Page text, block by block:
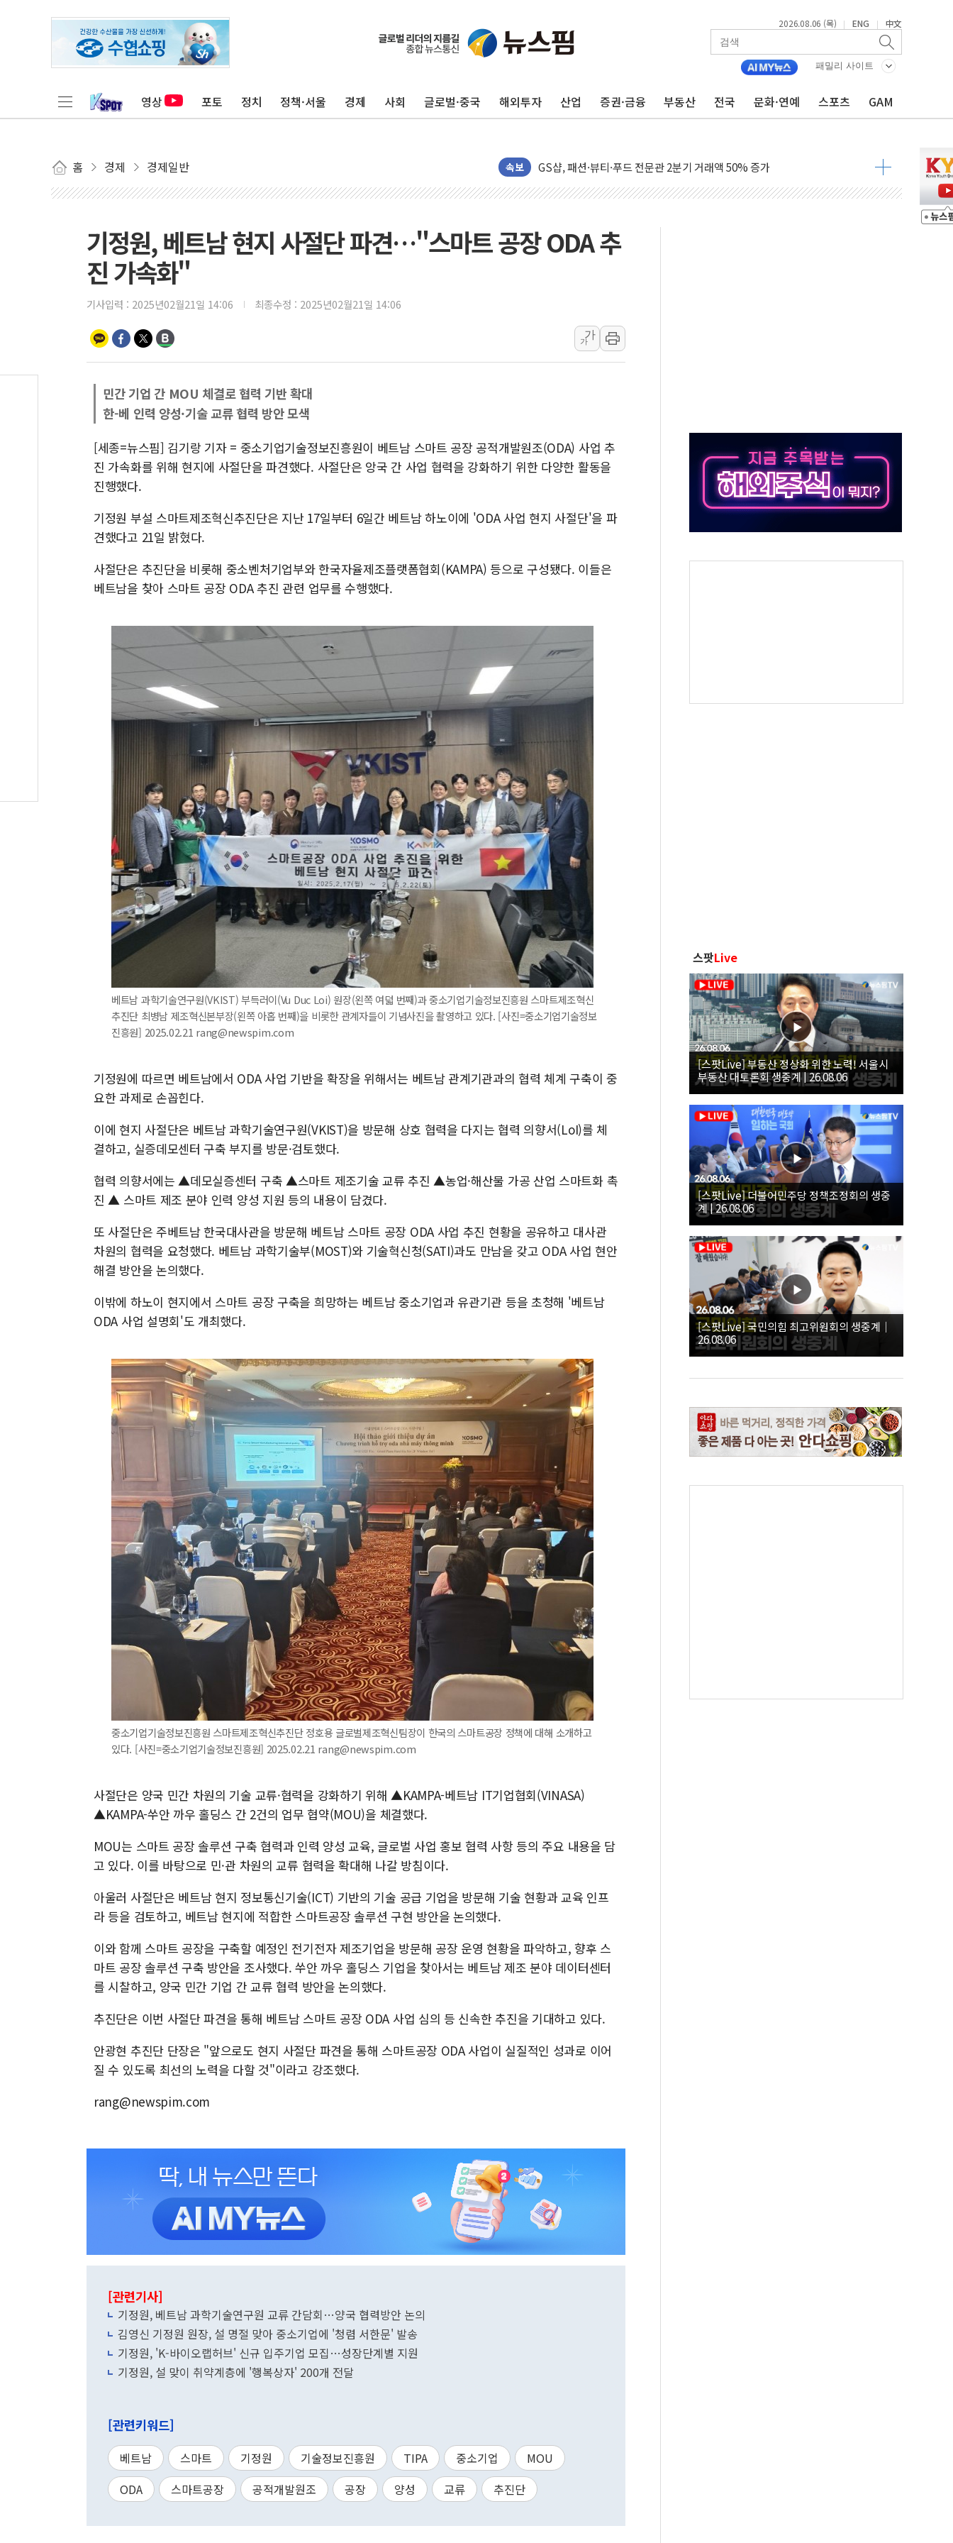
2026.08.06 (목) | ENG | 中文
패밀리 사이트
영상 포토 정치 정책·서울 경제 사회 글로벌·중국 해외투자 산업 증권·금융 부동산 전국 문화·연예 스포츠 GAM
홈 경제 경제일반 속보
구윤철 "반도체 호조에 수출 역대 최대 실적…3% 성장 궤도 가능성 높아져"
[개장시황] 차익실현 매물에 코스피, 1%대 하락 출발…삼전닉스 약세
한울반도체, AI 초음파로 MLCC 내부결함 검사
GS샵, 패션·뷰티·푸드 전문관 2분기 거래액 50% 증가
롯데백화점, 잠실에 '서머마켓' 첫선…포켓몬 협업
지리자동차그룹, 7월 판매 25만대…수출 202% 급증
'호텔 곳곳을 전시장으로'…그랜드 조선 제주, 강임윤 개인전 개최
한화손보, 고려대 안암병원에 환아 보호자용 '웰니스 키트' 전달
키움증권, 트래블월렛과 MOU…여행·투자 잇는 금융서비스 추진
케이뱅크, 통신비 비교·경매 서비스 출시
경북도 '재해 예방 최상위 프로젝트' 자연재해저감 종합계획 수립 착수
기정원, 베트남 현지 사절단 파견…"스마트 공장 ODA 추
진 가속화"
기사입력 : 2025년02월21일 14:06 최종수정 : 2025년02월21일 14:06
가
가
민간 기업 간 MOU 체결로 협력 기반 확대
한-베 인력 양성·기술 교류 협력 방안 모색
[세종=뉴스핌] 김기랑 기자 = 중소기업기술정보진흥원이 베트남 스마트 공장 공적개발원조(ODA) 사업 추
진 가속화를 위해 현지에 사절단을 파견했다. 사절단은 앙국 간 사업 협력을 강화하기 위한 다양한 활동을
진행했다.
기정원 부설 스마트제조혁신추진단은 지난 17일부터 6일간 베트남 하노이에 'ODA 사업 현지 사절단'을 파
견했다고 21일 밝혔다.
사절단은 추진단을 비롯해 중소벤처기업부와 한국자율제조플랫폼협회(KAMPA) 등으로 구성됐다. 이들은
베트남을 찾아 스마트 공장 ODA 추진 관련 업무를 수행했다.
베트남 과학기술연구원(VKIST) 부득러이(Vu Duc Loi) 원장(왼쪽 여덟 번째)과 중소기업기술정보진흥원 스마트제조혁신
추진단 최병남 제조혁신본부장(왼쪽 아홉 번째)을 비롯한 관계자들이 기념사진을 촬영하고 있다. [사진=중소기업기술정보
진흥원] 2025.02.21 rang@newspim.com
기정원에 따르면 베트남에서 ODA 사업 기반을 확장을 위해서는 베트남 관계기관과의 협력 체계 구축이 중
요한 과제로 손꼽힌다.
이에 현지 사절단은 베트남 과학기술연구원(VKIST)을 방문해 상호 협력을 다지는 협력 의향서(LoI)를 체
결하고, 실증데모센터 구축 부지를 방문·검토했다.
협력 의향서에는 ▲데모실증센터 구축 ▲스마트 제조기술 교류 추진 ▲농업·해산물 가공 산업 스마트화 촉
진 ▲ 스마트 제조 분야 인력 양성 지원 등의 내용이 담겼다.
또 사절단은 주베트남 한국대사관을 방문해 베트남 스마트 공장 ODA 사업 추진 현황을 공유하고 대사관
차원의 협력을 요청했다. 베트남 과학기술부(MOST)와 기술혁신청(SATI)과도 만남을 갖고 ODA 사업 현안
해결 방안을 논의했다.
이밖에 하노이 현지에서 스마트 공장 구축을 희망하는 베트남 중소기업과 유관기관 등을 초청해 '베트남
ODA 사업 설명회'도 개최했다.
중소기업기술정보진흥원 스마트제조혁신추진단 정호용 글로벌제조혁신팀장이 한국의 스마트공장 정책에 대해 소개하고
있다. [사진=중소기업기술정보진흥원] 2025.02.21 rang@newspim.com
사절단은 양국 민간 차원의 기술 교류·협력을 강화하기 위해 ▲KAMPA-베트남 IT기업협회(VINASA)
▲KAMPA-쑤안 까우 홀딩스 간 2건의 업무 협약(MOU)을 체결했다.
MOU는 스마트 공장 솔루션 구축 협력과 인력 양성 교육, 글로벌 사업 홍보 협력 사항 등의 주요 내용을 담
고 있다. 이를 바탕으로 민·관 차원의 교류 협력을 확대해 나갈 방침이다.
아울러 사절단은 베트남 현지 정보통신기술(ICT) 기반의 기술 공급 기업을 방문해 기술 현황과 교육 인프
라 등을 검토하고, 베트남 현지에 적합한 스마트공장 솔루션 구현 방안을 논의했다.
이와 함께 스마트 공장을 구축할 예정인 전기전자 제조기업을 방문해 공장 운영 현황을 파악하고, 향후 스
마트 공장 솔루션 구축 방안을 조사했다. 쑤안 까우 홀딩스 기업을 찾아서는 베트남 제조 분야 데이터센터
를 시찰하고, 양국 민간 기업 간 교류 협력 방안을 논의했다.
추진단은 이번 사절단 파견을 통해 베트남 스마트 공장 ODA 사업 심의 등 신속한 추진을 기대하고 있다.
안광현 추진단 단장은 "앞으로도 현지 사절단 파견을 통해 스마트공장 ODA 사업이 실질적인 성과로 이어
질 수 있도록 최선의 노력을 다할 것"이라고 강조했다.
rang@newspim.com
[관련기사]
기정원, 베트남 과학기술연구원 교류 간담회…양국 협력방안 논의
김영신 기정원 원장, 설 명절 맞아 중소기업에 '청렴 서한문' 발송
기정원, 'K-바이오랩허브' 신규 입주기업 모집…성장단계별 지원
기정원, 설 맞이 취약계층에 '행복상자' 200개 전달
[관련키워드]
베트남 스마트 기정원 기술정보진흥원 TIPA 중소기업
MOU
ODA
스마트공장 공적개발원조 공장 양성 교류 추진단
스팟Live
[스팟Live] 부동산 정상화 위한 노력! 서울시
부동산 대토론회 생중계 | 26.08.06
[스팟Live] 더불어민주당 정책조정회의 생중
계 | 26.08.06
[스팟Live] 국민의힘 최고위원회의 생중계｜
26.08.06